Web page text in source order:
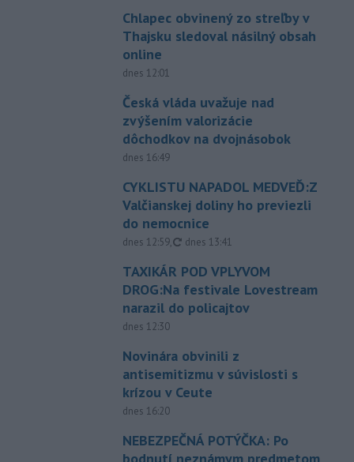
Chlapec obvinený zo streľby v
Thajsku sledoval násilný obsah
online
dnes 12:01
Česká vláda uvažuje nad
zvýšením valorizácie
dôchodkov na dvojnásobok
dnes 16:49
CYKLISTU NAPADOL MEDVEĎ:Z
Valčianskej doliny ho previezli
do nemocnice
dnes 12:59, aktualizované
dnes 13:41
TAXIKÁR POD VPLYVOM
DROG:Na festivale Lovestream
narazil do policajtov
dnes 12:30
Novinára obvinili z
antisemitizmu v súvislosti s
krízou v Ceute
dnes 16:20
NEBEZPEČNÁ POTÝČKA: Po